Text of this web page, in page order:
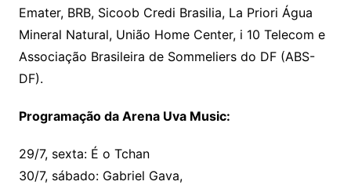
Emater, BRB, Sicoob Credi Brasilia, La Priori Água
Mineral Natural, União Home Center, i 10 Telecom e
Associação Brasileira de Sommeliers do DF (ABS-
DF).
Programação da Arena Uva Music:
29/7, sexta: É o Tchan
30/7, sábado: Gabriel Gava,